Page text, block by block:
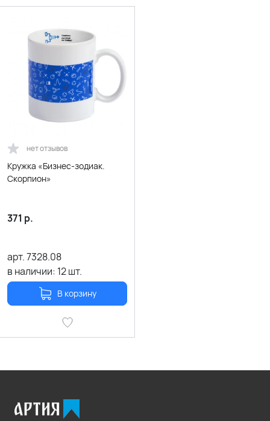
нет отзывов
Кружка «Бизнес-зодиак.
Скорпион»
371 р.
арт.7328.08
в наличии: 12шт.
В корзину